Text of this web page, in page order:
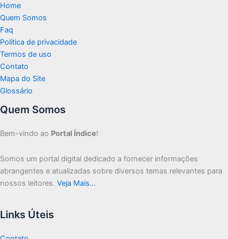
Home
Quem Somos
Faq
Política de privacidade
Termos de uso
Contato
Mapa do Site
Glossário
Quem Somos
Bem-vindo ao Portal Índice!
Somos um portal digital dedicado a fornecer informações
abrangentes e atualizadas sobre diversos temas relevantes para
nossos leitores. Veja Mais…
Links Úteis